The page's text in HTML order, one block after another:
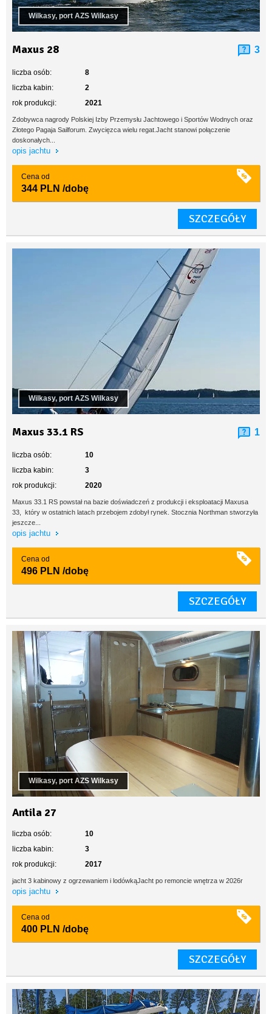
Wilkasy, port AZS Wilkasy
Maxus 28 3
liczba osób:
8
liczba kabin:
2
rok produkcji:
2021
Zdobywca nagrody Polskiej Izby Przemysłu Jachtowego i Sportów Wodnych oraz
Złotego Pagaja Sailforum. Zwycięzca wielu regat.Jacht stanowi połączenie
doskonałych...
opis jachtu
Cena od
344 PLN /dobę
SZCZEGÓŁY
Wilkasy, port AZS Wilkasy
Maxus 33.1 RS 1
liczba osób:
10
liczba kabin:
3
rok produkcji:
2020
Maxus 33.1 RS powstał na bazie doświadczeń z produkcji i eksploatacji Maxusa
33, który w ostatnich latach przebojem zdobył rynek. Stocznia Northman stworzyła
jeszcze...
opis jachtu
Cena od
496 PLN /dobę
SZCZEGÓŁY
Wilkasy, port AZS Wilkasy
Antila 27
liczba osób:
10
liczba kabin:
3
rok produkcji:
2017
jacht 3 kabinowy z ogrzewaniem i lodówkąJacht po remoncie wnętrza w 2026r
opis jachtu
Cena od
400 PLN /dobę
SZCZEGÓŁY